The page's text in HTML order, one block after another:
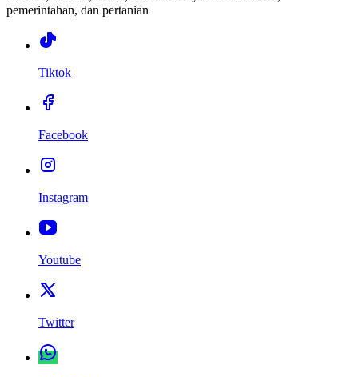
pemerintahan, dan pertanian
Tiktok
Facebook
Instagram
Youtube
Twitter